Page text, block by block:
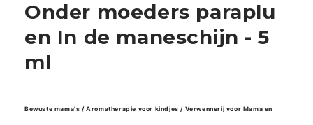
Onder moeders paraplu
en In de maneschijn - 5
ml
Bewuste mama's / Aromatherapie voor kindjes / Verwennerij voor Mama en